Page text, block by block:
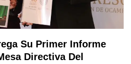
Su Primer Informe
Directiva Del